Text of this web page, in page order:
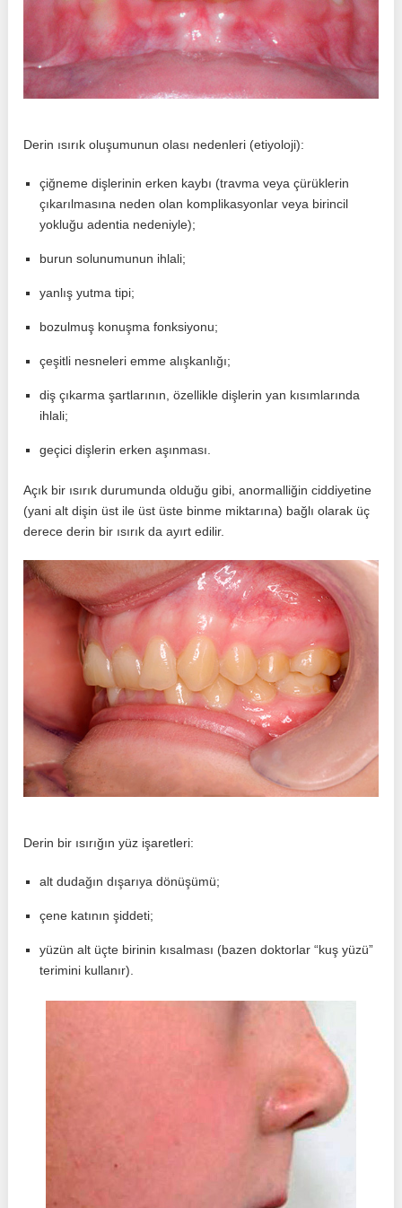
Derin ısırık oluşumunun olası nedenleri (etiyoloji):
çiğneme dişlerinin erken kaybı (travma veya çürüklerin
çıkarılmasına neden olan komplikasyonlar veya birincil
yokluğu adentia nedeniyle);
burun solunumunun ihlali;
yanlış yutma tipi;
bozulmuş konuşma fonksiyonu;
çeşitli nesneleri emme alışkanlığı;
diş çıkarma şartlarının, özellikle dişlerin yan kısımlarında
ihlali;
geçici dişlerin erken aşınması.
Açık bir ısırık durumunda olduğu gibi, anormalliğin ciddiyetine
(yani alt dişin üst ile üst üste binme miktarına) bağlı olarak üç
derece derin bir ısırık da ayırt edilir.
Derin bir ısırığın yüz işaretleri:
alt dudağın dışarıya dönüşümü;
çene katının şiddeti;
yüzün alt üçte birinin kısalması (bazen doktorlar “kuş yüzü”
terimini kullanır).